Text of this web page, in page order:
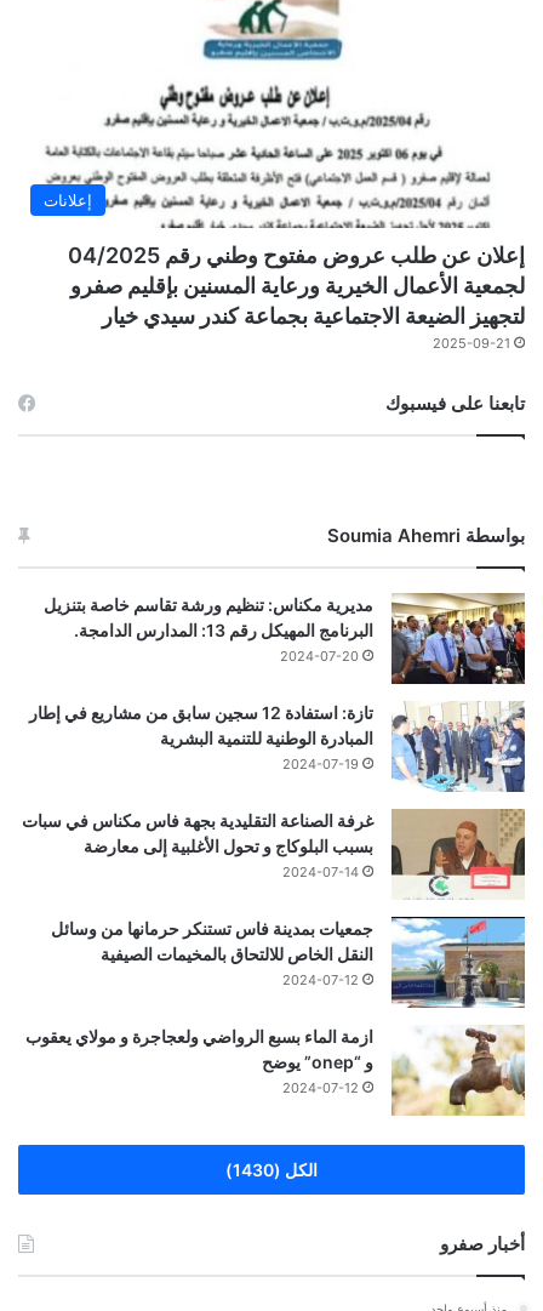
إعلانات
إعلان عن طلب عروض مفتوح وطني رقم 04/2025
لجمعية الأعمال الخيرية ورعاية المسنين بإقليم صفرو
لتجهيز الضيعة الاجتماعية بجماعة كندر سيدي خيار
2025-09-21
تابعنا على فيسبوك
بواسطة Soumia Ahemri
مديرية مكناس: تنظيم ورشة تقاسم خاصة بتنزيل
البرنامج المهيكل رقم 13: المدارس الدامجة.
2024-07-20
تازة: استفادة 12 سجين سابق من مشاريع في إطار
المبادرة الوطنية للتنمية البشرية
2024-07-19
غرفة الصناعة التقليدية بجهة فاس مكناس في سبات
بسبب البلوكاج و تحول الأغلبية إلى معارضة
2024-07-14
جمعيات بمدينة فاس تستنكر حرمانها من وسائل
النقل الخاص للالتحاق بالمخيمات الصيفية
2024-07-12
ازمة الماء بسبع الرواضي ولعجاجرة و مولاي يعقوب
و “onep” يوضح
2024-07-12
الكل (1430)
أخبار صفرو